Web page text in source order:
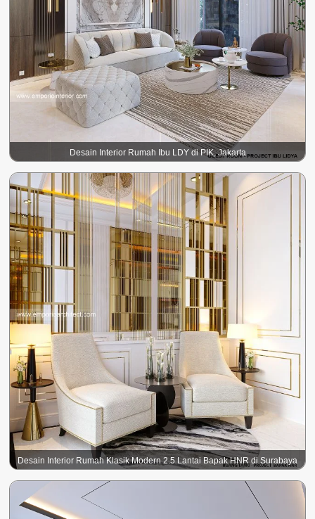
Desain Interior Rumah Ibu LDY di PIK, Jakarta
Desain Interior Rumah Klasik Modern 2.5 Lantai Bapak HNR di Surabaya